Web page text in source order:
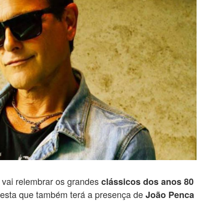
vai relembrar os grandesclássicos dos anos 80
que também terá a presença deJoão Penca